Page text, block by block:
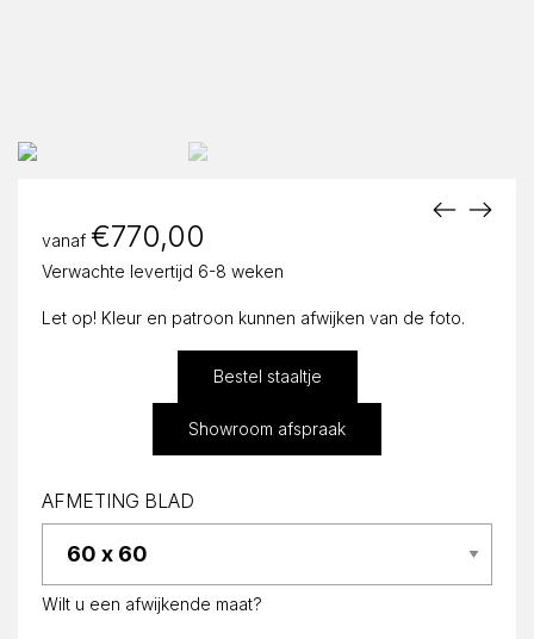
vanaf €770,00
Verwachte levertijd 6-8 weken
Let op! Kleur en patroon kunnen afwijken van de foto.
Bestel staaltje
Showroom afspraak
AFMETING BLAD
Wilt u een afwijkende maat?